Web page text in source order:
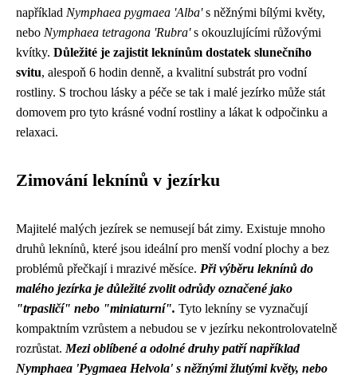
například Nymphaea pygmaea 'Alba's něžnými bílými květy,
nebo Nymphaea tetragona 'Rubra's okouzlujícími růžovými
kvítky. Důležité je zajistit leknínům dostatek slunečního
svitu, alespoň 6 hodin denně, a kvalitní substrát pro vodní
rostliny. S trochou lásky a péče se tak i malé jezírko může stát
domovem pro tyto krásné vodní rostliny a lákat k odpočinku a
relaxaci.
Zimování leknínů v jezírku
Majitelé malých jezírek se nemusejí bát zimy. Existuje mnoho
druhů leknínů, které jsou ideální pro menší vodní plochy a bez
problémů přečkají i mrazivé měsíce. Při výběru leknínů do
malého jezírka je důležité zvolit odrůdy označené jako
"trpasličí" nebo "miniaturní". Tyto lekníny se vyznačují
kompaktním vzrůstem a nebudou se v jezírku nekontrolovatelně
rozrůstat. Mezi oblíbené a odolné druhy patří například
Nymphaea 'Pygmaea Helvola' s něžnými žlutými květy, nebo